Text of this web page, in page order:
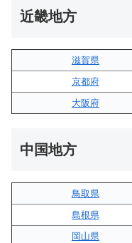
近畿地方
滋賀県
京都府
大阪府
中国地方
鳥取県
島根県
岡山県